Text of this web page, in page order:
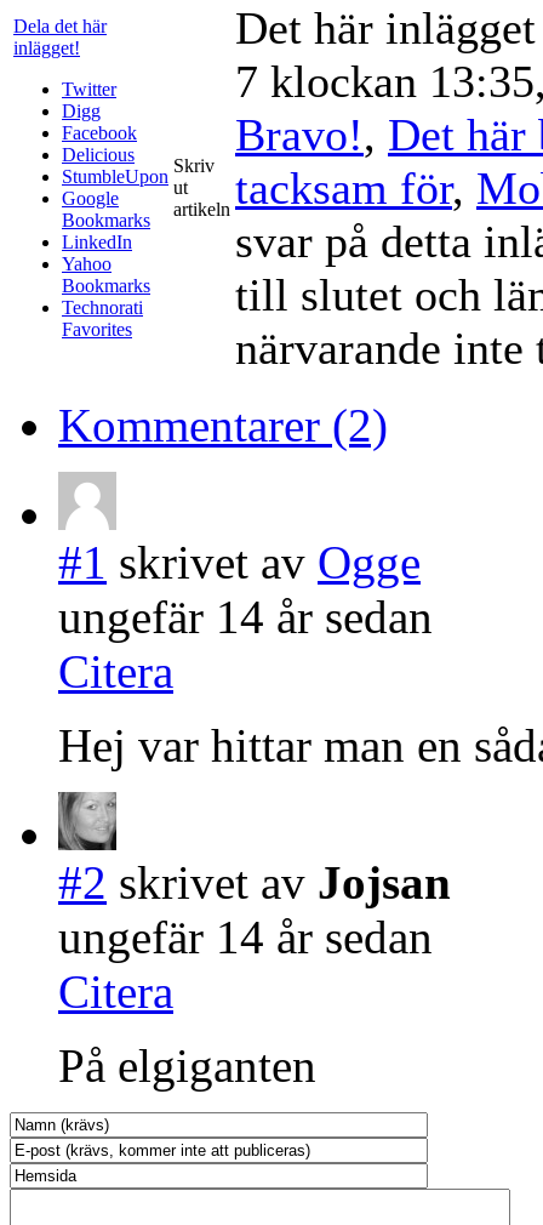
Dela det här
inlägget!
Twitter
Digg
Facebook
Delicious
StumbleUpon
Google
Bookmarks
LinkedIn
Yahoo
Bookmarks
Technorati
Favorites
Skriv
ut
artikeln
Det här
7 klockan
Bravo!, Det
tacksam för,
svar på detta
till slutet och
närvarande
Kommentarer (2)
#1 skrivet av Ogge
ungefär 14 år sedan
Citera
Hej var hittar man en
#2 skrivet av Jojsan
ungefär 14 år sedan
Citera
På elgiganten